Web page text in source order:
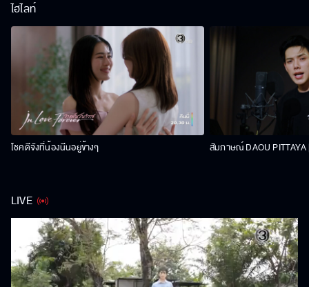
ไฮไลท์
โชคดีจังที่น้องนีนอยู่ข้างๆ สัมภาษณ์ DAOU PITTAYA
LIVE